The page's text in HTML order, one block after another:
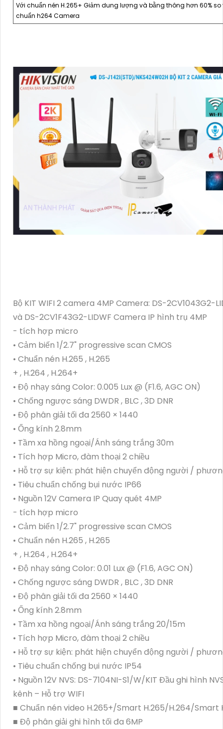
Với chuẩn nén H.265+ Giảm dung lượng và bằng thông hơn 60% so
chuẩn h264 Camera
Bộ KIT WIFI 2 camera 4MP Camera: DS-2CV1043G2-
và DS-2CV1F43G2-LIDWF Camera IP hình trụ 4MP
- tích hợp micro
• Cảm biến 1/2.7" progressive scan CMOS
• Chuẩn nén H.265 , H.265
+ , H.264 , H.264+
• Độ nhạy sáng Color: 0.005 Lux @ (F1.6, AGC ON)
• Chống ngược sáng DWDR , BLC , 3D DNR
• Độ phân giải tối đa 2560 × 1440
• Ống kính 2.8mm
• Tầm xa hồng ngoại/Ánh sáng trắng 30m
• Tích hợp Micro, đàm thoại 2 chiều
• Hỗ trợ sự kiện: phát hiện chuyển động người /
• Tiêu chuẩn chống bụi nước IP66
• Nguồn 12V Camera IP Quay quét 4MP
- tích hợp micro
• Cảm biến 1/2.7" progressive scan CMOS
• Chuẩn nén H.265 , H.265
+ , H.264 , H.264+
• Độ nhạy sáng Color: 0.01 Lux @ (F1.6, AGC ON)
• Chống ngược sáng DWDR , BLC , 3D DNR
• Độ phân giải tối đa 2560 × 1440
• Ống kính 2.8mm
• Tầm xa hồng ngoại/Ánh sáng trắng 20/15m
• Tích hợp Micro, đàm thoại 2 chiều
• Hỗ trợ sự kiện: phát hiện chuyển động người /
• Tiêu chuẩn chống bụi nước IP54
• Nguồn 12V NVS: DS-7104NI-S1/W/KIT Đầu ghi hình
kênh – Hỗ trợ WIFI
■ Chuẩn nén video H.265+/Smart H.265/H.264/Smart
■ Độ phân giải ghi hình tối đa 6MP